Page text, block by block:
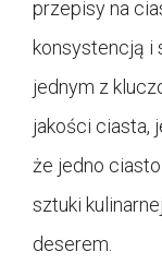
przepisy na
konsystencją i
jednym z
jakości ciasta,
że jedno
sztuki
deserem.